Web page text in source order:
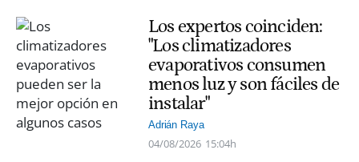
Los expertos coinciden:
"Los climatizadores
evaporativos consumen
menos luz y son fáciles de
instalar"
Adrián Raya
04/08/2026 15:04h